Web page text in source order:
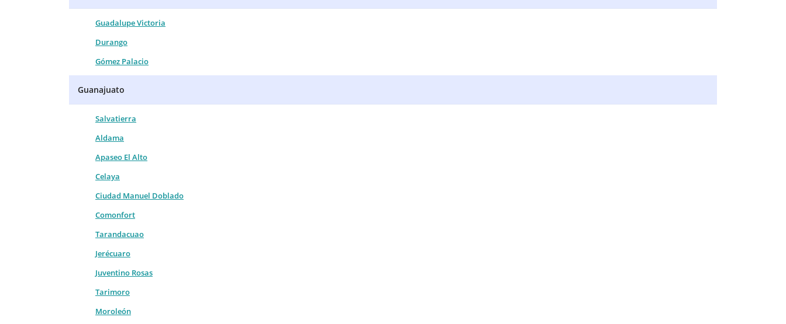
Guadalupe Victoria
Durango
Gómez Palacio
Guanajuato
Salvatierra
Aldama
Apaseo El Alto
Celaya
Ciudad Manuel Doblado
Comonfort
Tarandacuao
Jerécuaro
Juventino Rosas
Tarimoro
Moroleón